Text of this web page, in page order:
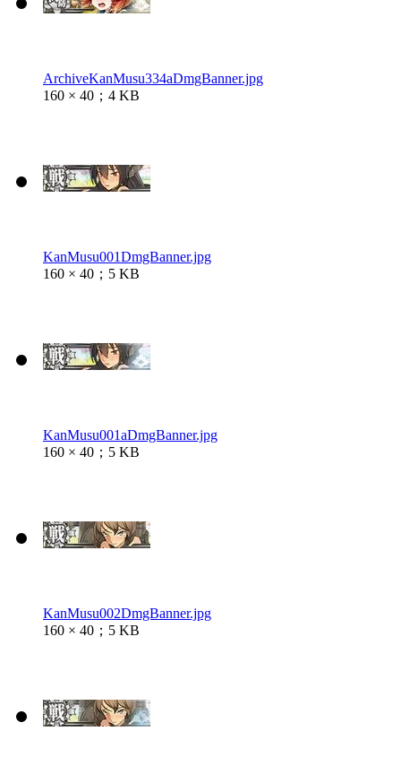
ArchiveKanMusu334aDmgBanner.jpg
160 × 40；4 KB
KanMusu001DmgBanner.jpg
160 × 40；5 KB
KanMusu001aDmgBanner.jpg
160 × 40；5 KB
KanMusu002DmgBanner.jpg
160 × 40；5 KB